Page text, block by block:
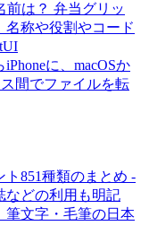
前は？ 弁当グリッ
名称や役割やコード
に、macOSか
間でファイルを転
ト851種類のまとめ -
などの利用も明記
筆文字・毛筆の日本